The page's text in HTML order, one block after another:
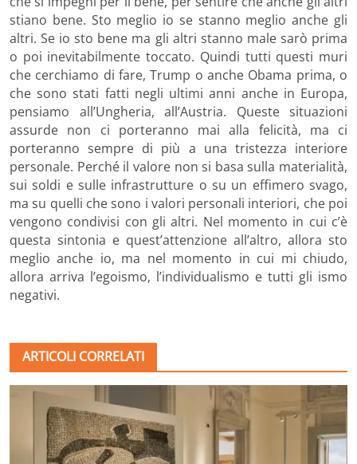
stiano bene. Sto meglio io se stanno meglio anche gli
altri. Se io sto bene ma gli altri stanno male sarò prima
o poi inevitabilmente toccato. Quindi tutti questi muri
che cerchiamo di fare, Trump o anche Obama prima, o
che sono stati fatti negli ultimi anni anche in Europa,
pensiamo all’Ungheria, all’Austria. Queste situazioni
assurde non ci porteranno mai alla felicità, ma ci
porteranno sempre di più a una tristezza interiore
personale. Perché il valore non si basa sulla materialità,
sui soldi e sulle infrastrutture o su un effimero svago,
ma su quelli che sono i valori personali interiori, che poi
vengono condivisi con gli altri. Nel momento in cui c’è
questa sintonia e quest’attenzione all’altro, allora sto
meglio anche io, ma nel momento in cui mi chiudo,
allora arriva l’egoismo, l’individualismo e tutti gli ismo
negativi.
ARTICOLI CORRELATI